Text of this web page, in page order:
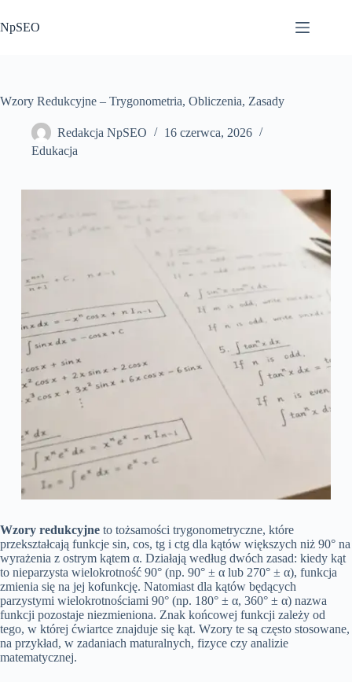
do
treści
NpSEO
Wzory Redukcyjne – Trygonometria, Obliczenia, Zasady
Redakcja NpSEO
16 czerwca, 2026
Edukacja
Wzory redukcyjne to tożsamości trygonometryczne, które
przekształcają funkcje sin, cos, tg i ctg dla kątów większych niż 90° na
wyrażenia z ostrym kątem α. Działają według dwóch zasad: kiedy kąt
to nieparzysta wielokrotność 90° (np. 90° ± α lub 270° ± α), funkcja
zmienia się na jej kofunkcję. Natomiast dla kątów będących
parzystymi wielokrotnościami 90° (np. 180° ± α, 360° ± α) nazwa
funkcji pozostaje niezmieniona. Znak końcowej funkcji zależy od
tego, w której ćwiartce znajduje się kąt. Wzory te są często stosowane,
na przykład, w zadaniach maturalnych, fizyce czy analizie
matematycznej.